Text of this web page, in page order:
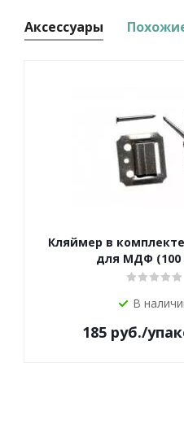
Аксессуары
Кляймер в
для МДФ (100
В
185руб./